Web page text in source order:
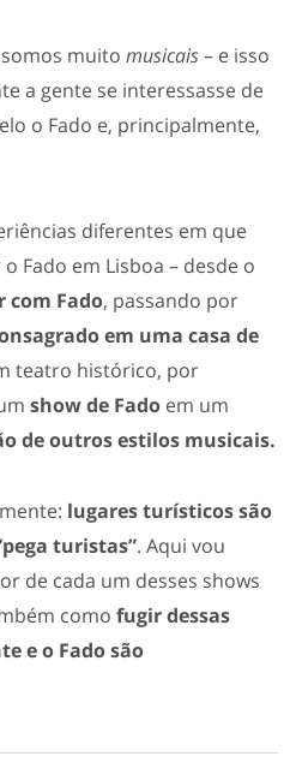
muito musicais– e isso
a gente se interessasse de
o Fado e, principalmente,
diferentes em que
Fado em Lisboa – desde o
com Fado, passando por
em uma casa de
teatro histórico, por
show de Fado em um
de outros estilos musicais.
lugares turísticos são
turistas”. Aqui vou
de cada um desses shows
como fugir dessas
e o Fado são